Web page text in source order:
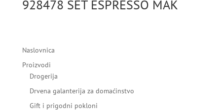
928478 SET ESPRESSO MAK
Naslovnica
Proizvodi
Drogerija
Drvena galanterija za domaćinstvo
Gift i prigodni pokloni